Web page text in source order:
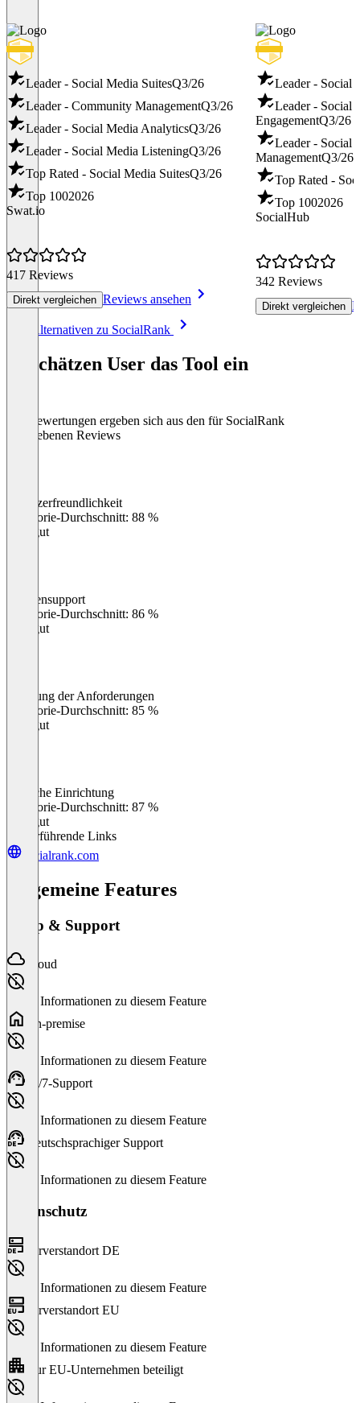
Leader - Social Media SuitesQ3/26
Leader - Community ManagementQ3/26
Leader - Social Media AnalyticsQ3/26
Leader - Social Media ListeningQ3/26
Top Rated - Social Media SuitesQ3/26
Top 1002026
Swat.io
417 Reviews
Direkt vergleichen Reviews ansehen
Leader - Social
Leader - Social
EngagementQ3/26
Leader - Social
ManagementQ3/26
Top Rated -
Top 1002026
SocialHub
342 Reviews
Direkt vergleichen
Alle Alternativen zu SocialRank
So schätzen User das Tool ein
Die Bewertungen ergeben sich aus den für SocialRank
abgegebenen Reviews
Benutzerfreundlichkeit
Kategorie-Durchschnitt: 88 %
Sehr gut
Kundensupport
Kategorie-Durchschnitt: 86 %
Sehr gut
Erfüllung der Anforderungen
Kategorie-Durchschnitt: 85 %
Sehr gut
Einfache Einrichtung
Kategorie-Durchschnitt: 87 %
Sehr gut
Weiterführende Links
socialrank.com
Allgemeine Features
Setup & Support
Cloud
Keine Informationen zu diesem Feature
On-premise
Keine Informationen zu diesem Feature
24/7-Support
Keine Informationen zu diesem Feature
Deutschsprachiger Support
Keine Informationen zu diesem Feature
Datenschutz
Serverstandort DE
Keine Informationen zu diesem Feature
Serverstandort EU
Keine Informationen zu diesem Feature
Nur EU-Unternehmen beteiligt